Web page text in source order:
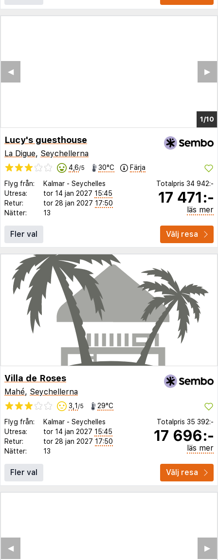
1/6
▶︎
◀︎
Lucy's guesthouse
La Digue, Seychellerna
4,6/5 30°C Färja
Flyg från: Kalmar - Seychelles
Utresa:
tor 14 jan 2027 15:45
Retur:
tor 28 jan 2027 17:50
Nätter:
13
Totalpris 34 942:-
17 471:-
läs mer
Fler val Välj resa
Villa de Roses
Mahé, Seychellerna
3,1 /5 29°C
Flyg från: Kalmar - Seychelles
Utresa:
tor 14 jan 2027 15:45
Retur:
tor 28 jan 2027 17:50
Nätter:
13
Totalpris 35 392:-
17 696:-
läs mer
Fler val Välj resa
▶︎
◀︎